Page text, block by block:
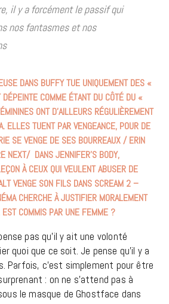
il y a forcément le passif qui
nos fantasmes et nos
DANS BUFFY TUE UNIQUEMENT DES «
COMME ÉTANT DU CÔTÉ DU «
ONT D’AILLEURS RÉGULIÈREMENT
ELLES TUENT PAR VENGEANCE, POUR DE
SE VENGE DE SES BOURREAUX / ERIN
NEXT/ DANS JENNIFER’S BODY,
À CEUX QUI VEULENT ABUSER DE
VENGE SON FILS DANS SCREAM 2 –
CHERCHE À JUSTIFIER MORALEMENT
EST COMMIS PAR UNE FEMME ?
pas qu’il y ait une volonté
quoi que ce soit. Je pense qu’il y a
Parfois, c’est simplement pour être
: on ne s’attend pas à
le masque de Ghostface dans